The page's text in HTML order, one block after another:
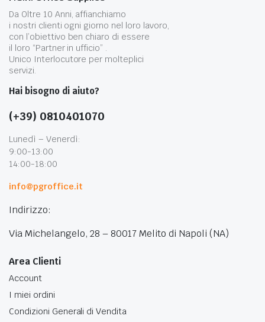
Da Oltre 10 Anni, affianchiamo
i nostri clienti ogni giorno nel loro lavoro,
con l’obiettivo ben chiaro di essere
il loro “Partner in ufficio” .
Unico Interlocutore per molteplici
servizi.
Hai bisogno di aiuto?
(+39) 0810401070
Lunedì – Venerdì:
9:00-13:00
14:00-18:00
info@pgroffice.it
Indirizzo:
Via Michelangelo, 28 – 80017 Melito di Napoli (NA)
Area Clienti
Account
I miei ordini
Condizioni Generali di Vendita